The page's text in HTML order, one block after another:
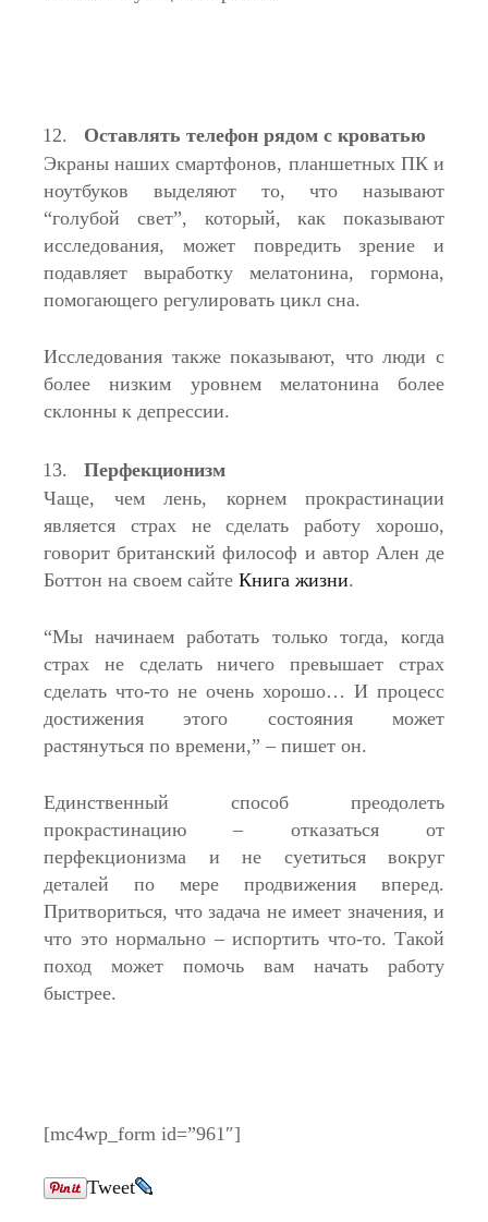
Оставлять телефон рядом с кроватью
Экраны наших смартфонов, планшетных ПК и
ноутбуков выделяют то, что называют
“голубой свет”, который, как показывают
исследования, может повредить зрение и
подавляет выработку мелатонина, гормона,
помогающего регулировать цикл сна.
Исследования также показывают, что люди с
более низким уровнем мелатонина более
склонны к депрессии.
Перфекционизм
Чаще, чем лень, корнем прокрастинации
является страх не сделать работу хорошо,
говорит британский философ и автор Ален де
Боттон на своем сайте Книга жизни.
“Мы начинаем работать только тогда, когда
страх не сделать ничего превышает страх
сделать что-то не очень хорошо… И процесс
достижения этого состояния может
растянуться по времени,” – пишет он.
Единственный способ преодолеть
прокрастинацию – отказаться от
перфекционизма и не суетиться вокруг
деталей по мере продвижения вперед.
Притвориться, что задача не имеет значения, и
что это нормально – испортить что-то. Такой
поход может помочь вам начать работу
быстрее.
[mc4wp_form id=”961″]
Tweet